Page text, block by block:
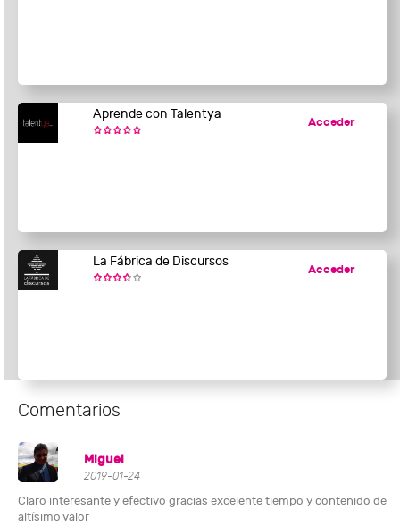
Aprende con Talentya
Acceder
La Fábrica de Discursos
Acceder
Comentarios
Miguel
2019-01-24
Claro interesante y efectivo gracias excelente tiempo y contenido de
altísimo valor